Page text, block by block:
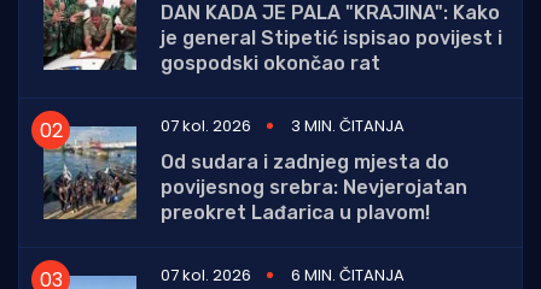
DAN KADA JE PALA "KRAJINA": Kako
je general Stipetić ispisao povijest i
gospodski okončao rat
07 kol. 2026
3 MIN. ČITANJA
Od sudara i zadnjeg mjesta do
povijesnog srebra: Nevjerojatan
preokret Lađarica u plavom!
07 kol. 2026
6 MIN. ČITANJA